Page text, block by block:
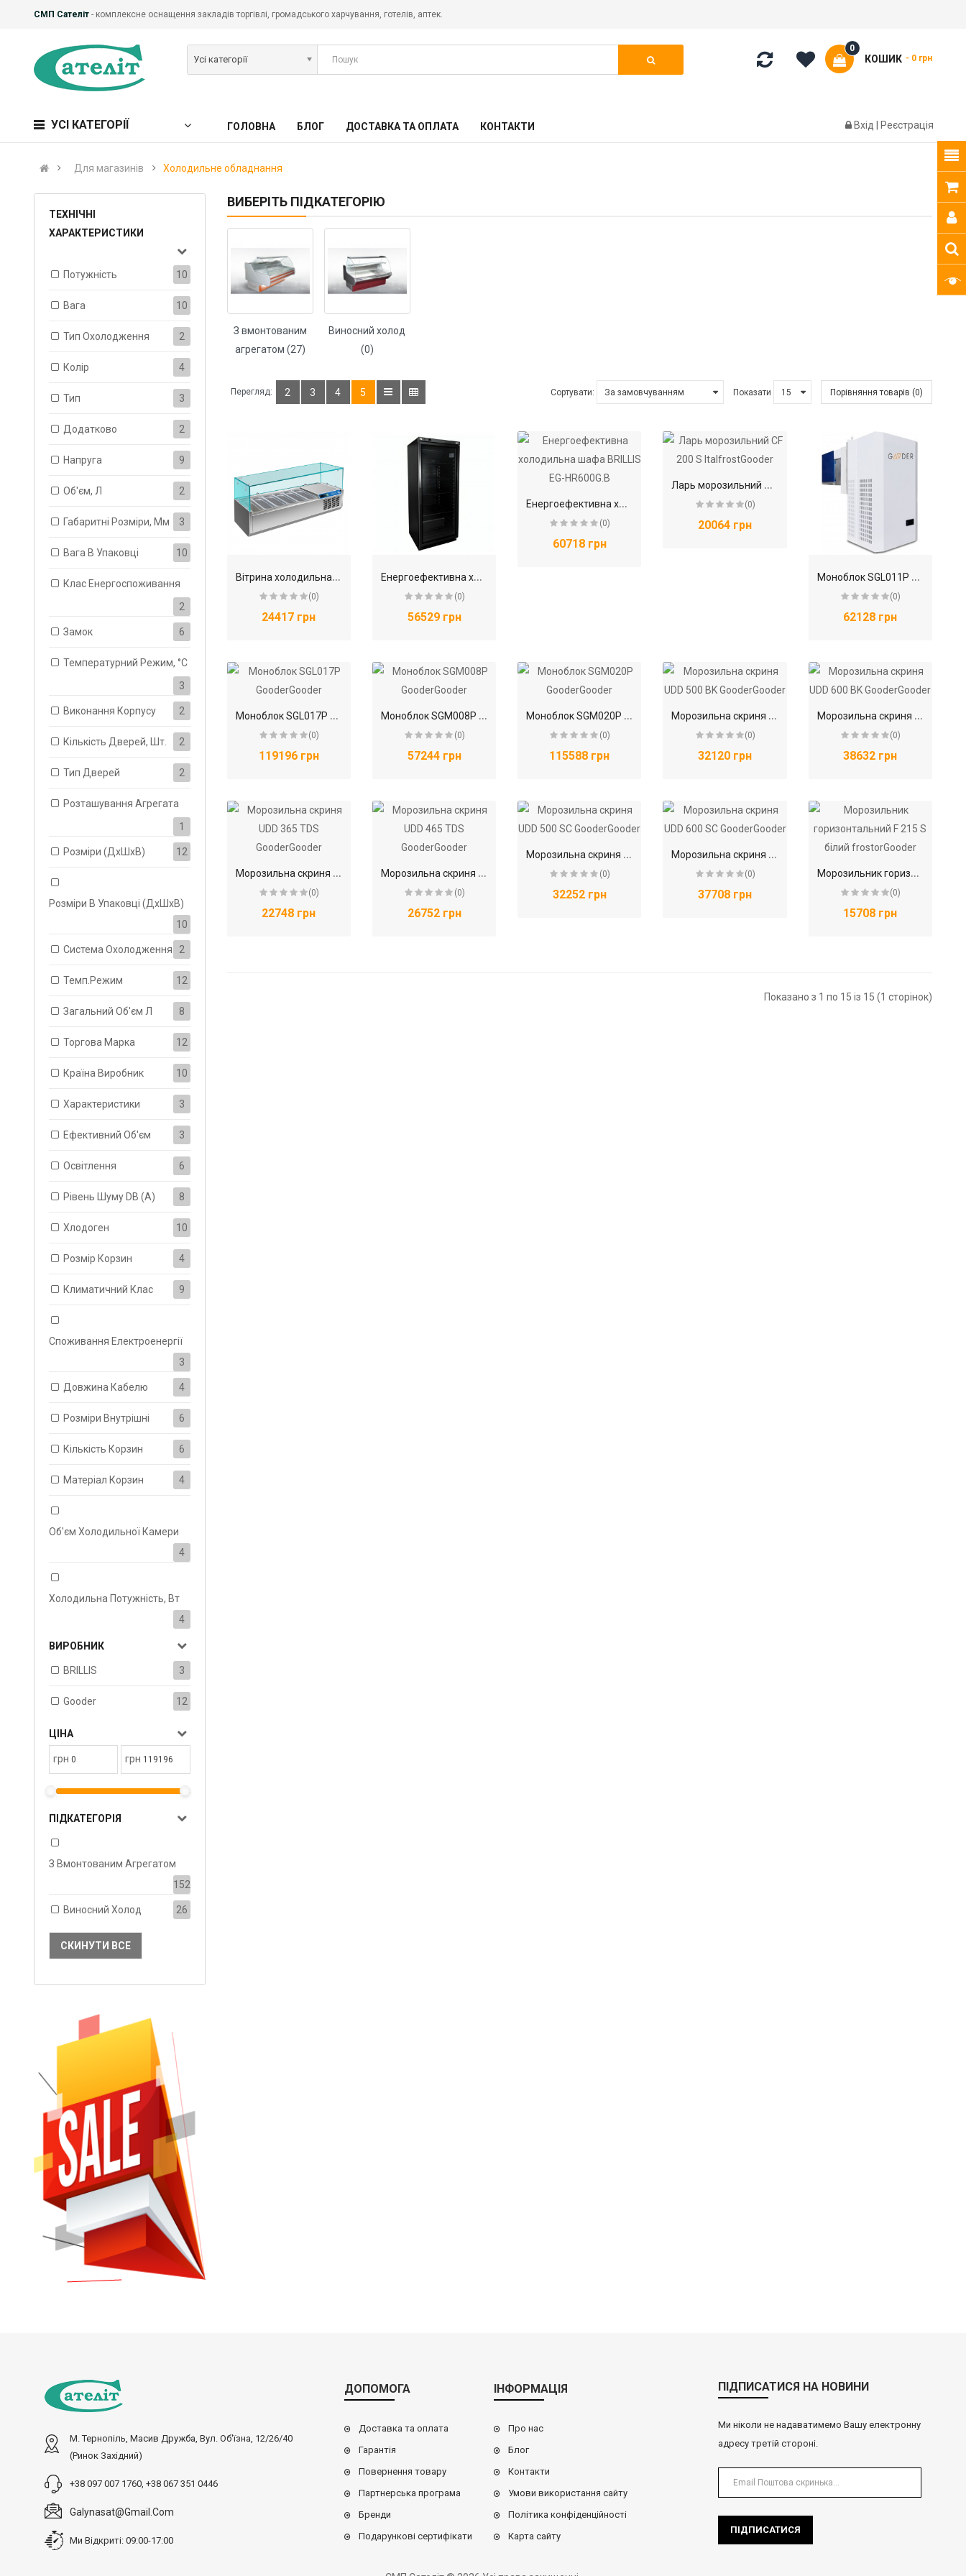
СМП Сателіт - комплексне оснащення закладів торгівлі, громадського харчування, готелів, аптек.
Усі категорії КОШИК
0
- 0 грн
УСІ КАТЕГОРІЇ ГОЛОВНА БЛОГ ДОСТАВКА ТА ОПЛАТА КОНТАКТИ Вхід Реєстрація
Для магазинів Холодильне обладнання
ТЕХНІЧНІ
ХАРАКТЕРИСТИКИ
Потужність 10
Вага 10
Тип Охолодження 2
Колір 4
Тип 3
Додатково 2
Напруга 9
Об'єм, Л 2
Габаритні Розміри, Мм 3
Вага В Упаковці 10
Клас Енергоспоживання
2
Замок 6
Температурний Режим, °С
3
Виконання Корпусу 2
Кількість Дверей, Шт. 2
Тип Дверей 2
Розташування Агрегата
1
Розміри (ДхШхВ) 12
Розміри В Упаковці (ДхШхВ)
10
Система Охолодження 2
Темп.режим 12
Загальний Об'єм Л 8
Торгова Марка 12
Країна Виробник 10
Характеристики 3
Ефективний Об'єм 3
Освітлення 6
Рівень Шуму DB (A) 8
Хлодоген 10
Розмір Корзин 4
Климатичний Клас 9
Споживання Електроенергії
3
Довжина Кабелю 4
Розміри Внутрішні 6
Кількість Корзин 6
Матеріал Корзин 4
Об'єм Холодильної Камери
4
Холодильна Потужність, Вт
4
ВИРОБНИК
BRILLIS 3
Gooder 12
ЦІНА
грн грн
ПІДКАТЕГОРІЯ
З Вмонтованим Агрегатом
152
Виносний Холод 26
СКИНУТИ ВСЕ
ВИБЕРІТЬ ПІДКАТЕГОРІЮ
З вмонтованим
агрегатом (27)
Виносний холод
(0)
Перегляд: 2 3 4 5 Сортувати: Показати Порівняння товарів (0)
В
ітрина холодильна для топінгу BRILLIS G-VRX1400/330FG
(0)
24417 грн
Е
нергоефективна холодильна шафа BRILLIS EG-HR400G.B
(0)
56529 грн
Е
нергоефективна холодильна шафа BRILLIS EG-HR600G.B
(0)
60718 грн
Л
арь морозильний CF 200 S ItalfrostGooder
(0)
20064 грн
М
оноблок SGL011P GooderGooder
(0)
62128 грн
М
оноблок SGL017P GooderGooder
(0)
119196 грн
М
оноблок SGM008P GooderGooder
(0)
57244 грн
М
оноблок SGM020P GooderGooder
(0)
115588 грн
М
орозильна скриня UDD 500 BK GooderGooder
(0)
32120 грн
М
орозильна скриня UDD 600 BK GooderGooder
(0)
38632 грн
М
орозильна скриня UDD 365 TDS GooderGooder
(0)
22748 грн
М
орозильна скриня UDD 465 TDS GooderGooder
(0)
26752 грн
М
орозильна скриня UDD 500 SC GooderGooder
(0)
32252 грн
М
орозильна скриня UDD 600 SC GooderGooder
(0)
37708 грн
М
орозильник горизонтальний F 215 S білий frostorGooder
(0)
15708 грн
Показано з 1 по 15 із 15 (1 сторінок)
М. Тернопіль, Масив Дружба, Вул. Об'їзна, 12/26/40
(ринок Західний)
+38 097 007 1760, +38 067 351 0446
Galynasat@gmail.com
Ми Відкриті: 09:00-17:00
ДОПОМОГА
Доставка та оплата
Гарантія
Повернення товару
Партнерська програма
Бренди
Подарункові сертифікати
ІНФОРМАЦІЯ
Про нас
Блог
Контакти
Умови використання сайту
Політика конфіденційності
Карта сайту
ПІДПИСАТИСЯ НА НОВИНИ
Ми ніколи не надаватимемо Вашу електронну
адресу третій стороні.
ПІДПИСАТИСЯ